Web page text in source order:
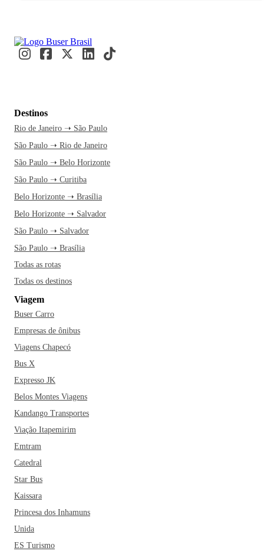
empresas de tecnologia como IBM e Dell. Estudantes e
profissionais circulam diariamente entre laboratórios e
passagem de ônibus pela Buser garante conforto e tempo
livre para planejar cada detalhe. Com atendimento 24h e a
facilidade de compra, você embarca com segurança e
tranquilidade. Ao chegar à rodoviária, a cidade já começa a
se revelar.
Alugue uma bike e pedale pela Lagoa do
Depois, pegue a Maria Fumaça e entre em um passeio
histórico que te leva de volta ao tempo das novelas. À noite,
vá até o Cambuí e escolha um barzinho para começar a noite
com os amigos. Ficou animado? Então faça as malas e
venha curtir Campinas!
Destinos
Rio de Janeiro ➝ São Paulo
São Paulo ➝ Rio de Janeiro
São Paulo ➝ Belo Horizonte
São Paulo ➝ Curitiba
Belo Horizonte ➝ Brasília
Belo Horizonte ➝ Salvador
São Paulo ➝ Salvador
São Paulo ➝ Brasília
Todas as rotas
Todas os destinos
Viagem
Buser Carro
Empresas de ônibus
Viagens Chapecó
Bus X
Expresso JK
Belos Montes Viagens
Kandango Transportes
Viação Itapemirim
Emtram
Catedral
Star Bus
Kaissara
Princesa dos Inhamuns
Unida
ES Turismo